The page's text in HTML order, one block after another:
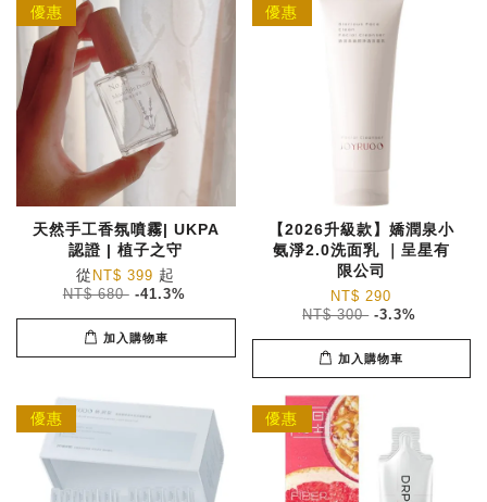
優惠
天然手工香氛噴霧| UKPA
認證 | 植子之守
從 NT$ 399 起
NT$ 680 -41.3%
加入購物車
優惠
【2026升級款】嬌潤泉小
氨淨2.0洗面乳 ｜呈星有
限公司
NT$ 290
NT$ 300 -3.3%
加入購物車
優惠 優惠